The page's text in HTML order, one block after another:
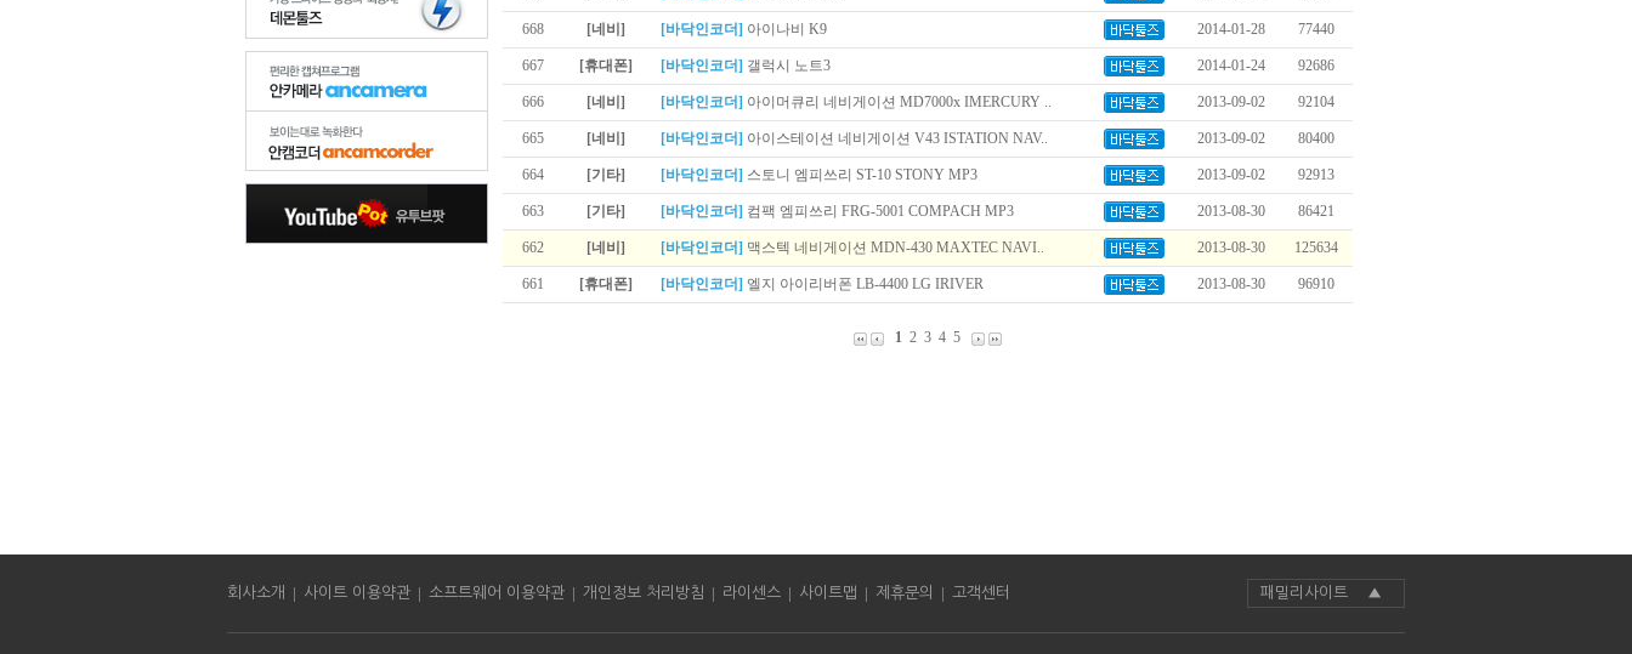
668 [네비] [바닥인코더] 아이나비 K9 2014-01-28 77440
667 [휴대폰] [바닥인코더] 갤럭시 노트3 2014-01-24 92686
666 [네비] [바닥인코더] 아이머큐리 네비게이션 MD7000x IMERCURY .. 2013-09-02 92104
665 [네비] [바닥인코더] 아이스테이션 네비게이션 V43 ISTATION NAV.. 2013-09-02 80400
664 [기타] [바닥인코더] 스토니 엠피쓰리 ST-10 STONY MP3 2013-09-02 92913
663 [기타] [바닥인코더] 컴팩 엠피쓰리 FRG-5001 COMPACH MP3 2013-08-30 86421
662 [네비] [바닥인코더] 맥스텍 네비게이션 MDN-430 MAXTEC NAVI.. 2013-08-30 125634
661 [휴대폰] [바닥인코더] 엘지 아이리버폰 LB-4400 LG IRIVER 2013-08-30 96910
1 2 3 4 5
회사소개 | 사이트 이용약관 | 소프트웨어 이용약관 | 개인정보 처리방침 | 라이센스 | 사이트맵 | 제휴문의 | 고객센터 패밀리사이트 ▲